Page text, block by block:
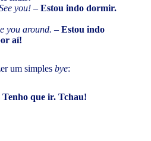
you! – Estou indo dormir.
you around. – Estou indo
aí!
um simples bye:
Tenho que ir. Tchau!